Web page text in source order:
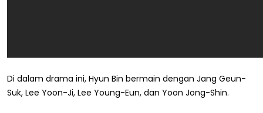
Di dalam drama ini, Hyun Bin bermain dengan Jang Geun-
Suk, Lee Yoon-Ji, Lee Young-Eun, dan Yoon Jong-Shin.